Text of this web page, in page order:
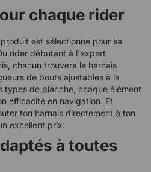
chaque rider
est sélectionné pour sa
rider débutant à l'expert
chacun trouvera le harnais
de bouts ajustables à la
de planche, chaque élément
efficacité en navigation. Et
ton harnais directement à ton
excellent prix.
à toutes